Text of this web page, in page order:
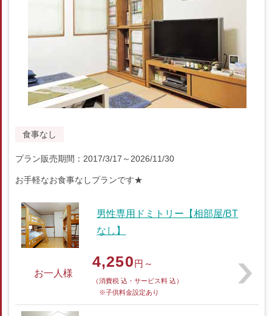
食事なし
プラン販売期間：2017/3/17～2026/11/30
お手軽なお食事なしプランです★
男性専用ドミトリー【相部屋/BT
なし】
お一人様
4,250円～
（消費税 込・サービス料 込）
※子供料金設定あり